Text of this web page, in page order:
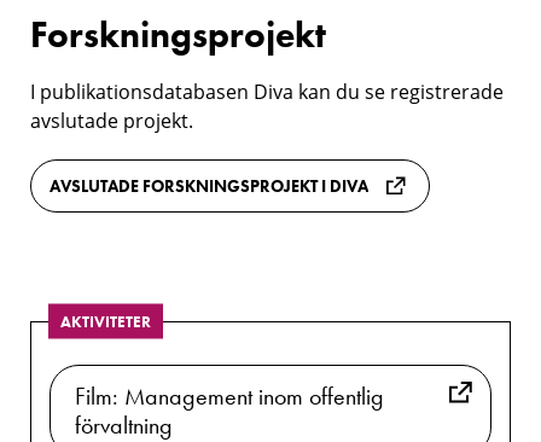
Forskningsprojekt
I publikationsdatabasen Diva kan du se registrerade
avslutade projekt.
AVSLUTADE FORSKNINGSPROJEKT I DIVA
AKTIVITETER
Film: Management inom offentlig
förvaltning